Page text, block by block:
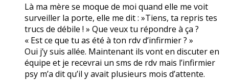
Là ma mère se moque de moi quand elle me voit
surveiller la porte, elle me dit : »Tiens, ta repris tes
trucs de débile ! » Que veux tu répondre à ça ?
« Est ce que tu as été à ton rdv d’infirmier ? »
Oui j’y suis allée. Maintenant ils vont en discuter en
équipe et je recevrai un sms de rdv mais l’infirmier
psy m’a dit qu’il y avait plusieurs mois d’attente.